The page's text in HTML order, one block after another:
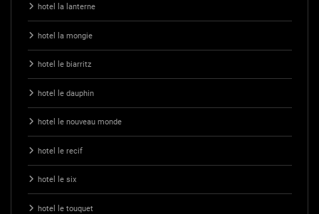
hotel la lanterne
hotel la mongie
hotel le biarritz
hotel le dauphin
hotel le nouveau monde
hotel le recif
hotel le six
hotel le touquet